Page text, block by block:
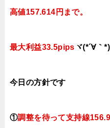
高値157.614円まで。
最大利益33.5pips ヾ(*´∀｀
今日 の方針です
①調整を待って支持線156